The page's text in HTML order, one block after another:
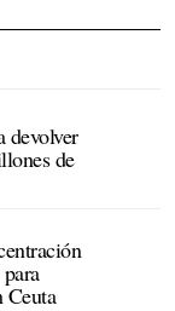
devolver
de
Ceuta